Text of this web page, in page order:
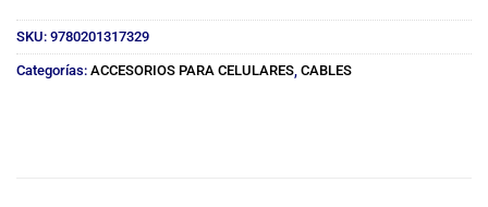
SKU: 9780201317329
Categorías: ACCESORIOS PARA CELULARES CABLES